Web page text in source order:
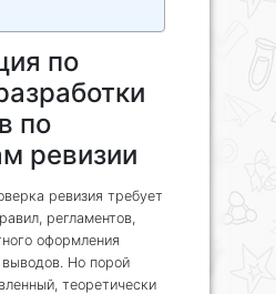
по
по
ревизии
ревизия требует
регламентов,
оформления
выводов. Но порой
теоретически